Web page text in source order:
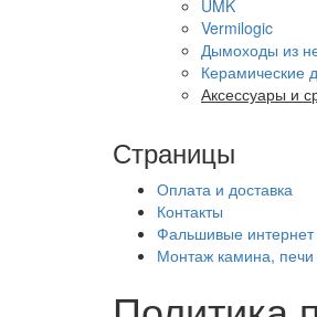
UMK
Vermilogic
Дымоходы из
Керамические
Аксессуары и
Страницы
Оплата и доставка
Контакты
Фальшивые интернет
Монтаж камина,